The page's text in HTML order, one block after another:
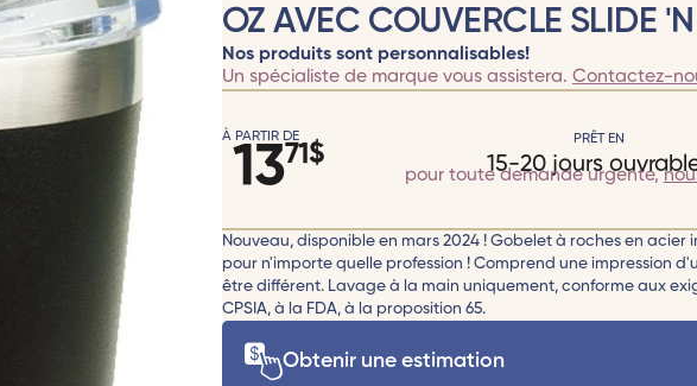
OZ AVEC COUVERCLE SLIDE 'N
Nos produits sont personnalisables!
Un spécialiste de marque vous assistera. Contactez-
À PARTIR DE
1371$
PRÊT EN
15-20 jours
pour toute demande urgente,
Nouveau, disponible en mars 2024 ! Gobelet à roches en acier
pour n'importe quelle profession ! Comprend une impression
être différent. Lavage à la main uniquement, conforme aux
CPSIA, à la FDA, à la proposition 65.
Obtenir une estimation